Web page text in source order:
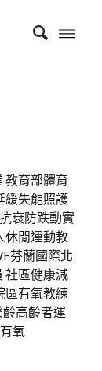
教育部體育
緩失能照護
衰防跌動實
休閒運動教
芬蘭國際北
社區健康減
區有氧教練
高齡者運
氧